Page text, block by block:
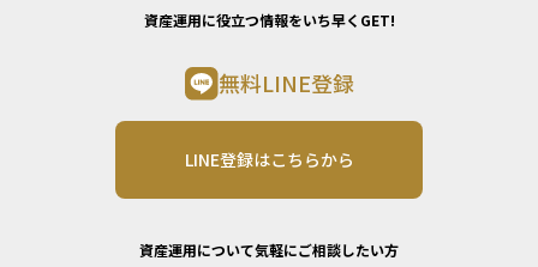
資産運用に役立つ情報をいち早くGET!
無料LINE登録
LINE登録はこちらから
資産運用について気軽にご相談したい方